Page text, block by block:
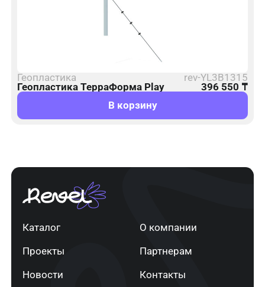
Геопластика
rev-YL3B1315
Геопластика ТерраФорма Play
396 550 ₸
В корзину
Каталог
О компании
Проекты
Партнерам
Новости
Контакты